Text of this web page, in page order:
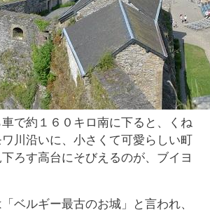
で約１６０キロ南に下ると、くね
川沿いに、小さくて可愛らしい町
ろす高台にそびえるのが、ブイヨ
ベルギー最古のお城」と言われ、